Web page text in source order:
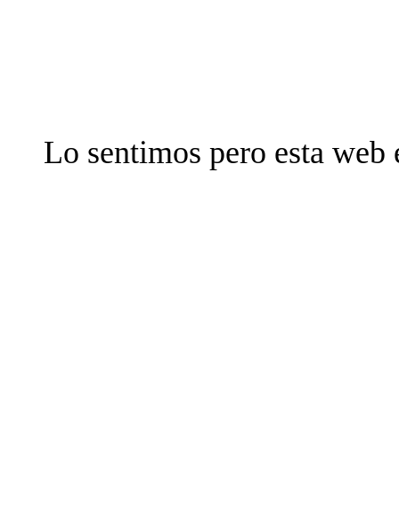
Lo sentimos pero esta